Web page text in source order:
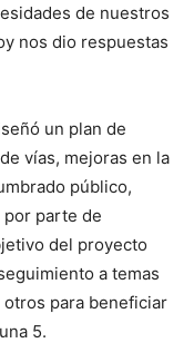
de nuestros
nos dio respuestas
un plan de
vías, mejoras en la
público,
parte de
del proyecto
a temas
para beneficiar
5.